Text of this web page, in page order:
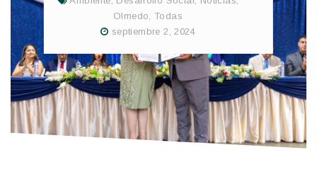
Olmedo
Todas
septiembre 2, 2024